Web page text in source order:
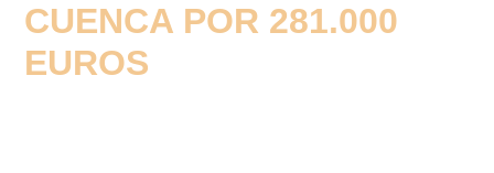
CUENCA POR 281.000
EUROS